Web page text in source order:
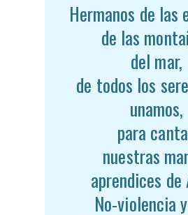
Hermanos de las
de las
del mar,
de todos los
unamos,
para
nuestras
aprendices de
No-violencia